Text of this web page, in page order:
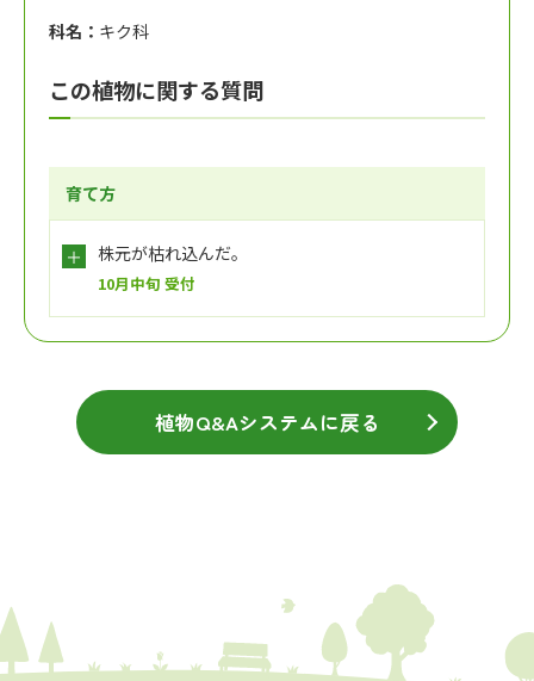
科名： キク科
この植物に関する質問
育て方
株元が枯れ込んだ。
10月中旬 受付
植物Q&Aシステムに戻る